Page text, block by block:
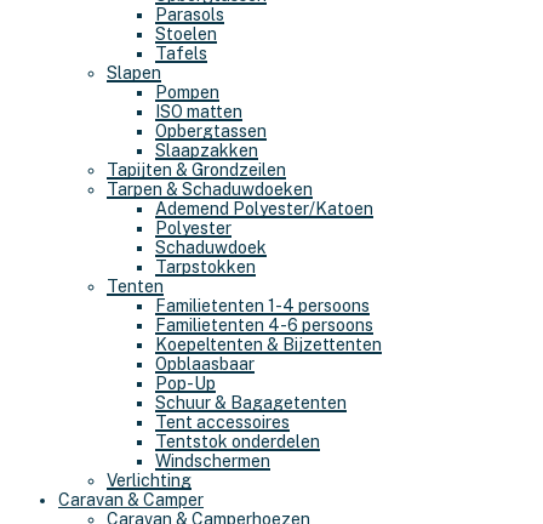
Parasols
Stoelen
Tafels
Slapen
Pompen
ISO matten
Opbergtassen
Slaapzakken
Tapijten & Grondzeilen
Tarpen & Schaduwdoeken
Ademend Polyester/Katoen
Polyester
Schaduwdoek
Tarpstokken
Tenten
Familietenten 1-4 persoons
Familietenten 4-6 persoons
Koepeltenten & Bijzettenten
Opblaasbaar
Pop-Up
Schuur & Bagagetenten
Tent accessoires
Tentstok onderdelen
Windschermen
Verlichting
Caravan & Camper
Caravan & Camperhoezen